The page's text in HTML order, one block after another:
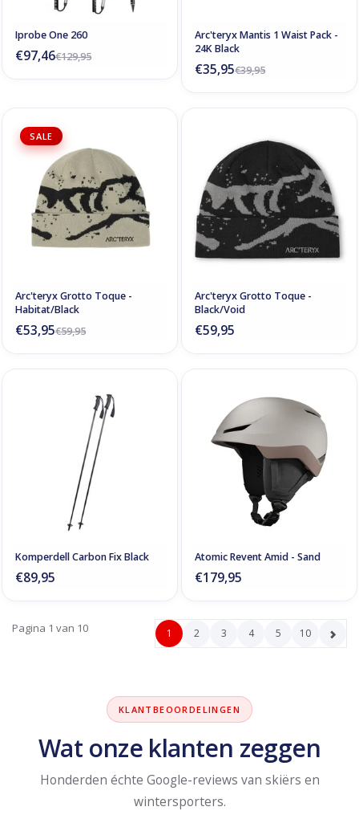
Iprobe One 260
€129,95
€97,46
Arc'teryx Mantis 1 Waist Pack -
24K Black
€39,95
€35,95
SALE
Arc'teryx Grotto Toque -
Habitat/Black
€59,95
€53,95
Arc'teryx Grotto Toque -
Black/Void
€59,95
Komperdell Carbon Fix Black
€89,95
Atomic Revent Amid - Sand
€179,95
Pagina 1 van 10 1 2 3 4 5 10
KLANTBEOORDELINGEN
Wat onze klanten zeggen
Honderden échte Google-reviews van skiërs en
wintersporters.